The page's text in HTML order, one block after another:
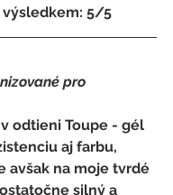
výsledkem: 5/5
pro
odtieni Toupe - gél
aj farbu,
avšak na moje tvrdé
silný a